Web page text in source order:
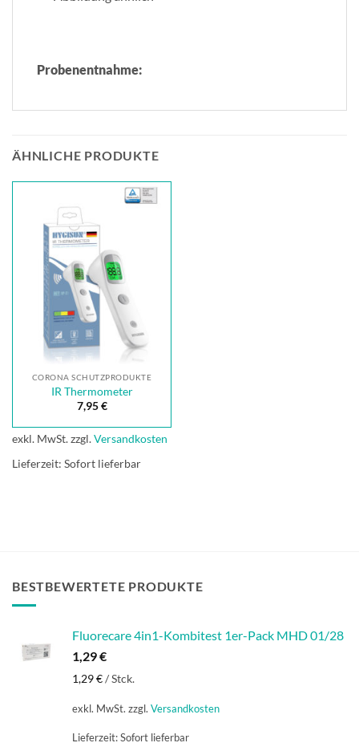
Probenentnahme:
ÄHNLICHE PRODUKTE
CORONA SCHUTZPRODUKTE
IR Thermometer
7,95€
exkl. MwSt.zzgl.Versandkosten
Lieferzeit: Sofort lieferbar
BESTBEWERTETE PRODUKTE
Fluorecare 4in1-Kombitest 1er-Pack MHD 01/28
1,29€
1,29€/Stck.
exkl. MwSt. zzgl. Versandkosten
Lieferzeit:Sofort lieferbar